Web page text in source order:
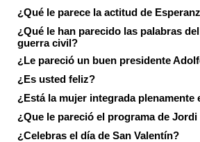
¿Qué le parece la actitud de
¿Qué le han parecido las palabras
guerra civil?
¿Le pareció un buen presidente
¿Es usted feliz?
¿Está la mujer integrada plenamente
¿Que le pareció el programa de
¿Celebras el día de San Valentín?